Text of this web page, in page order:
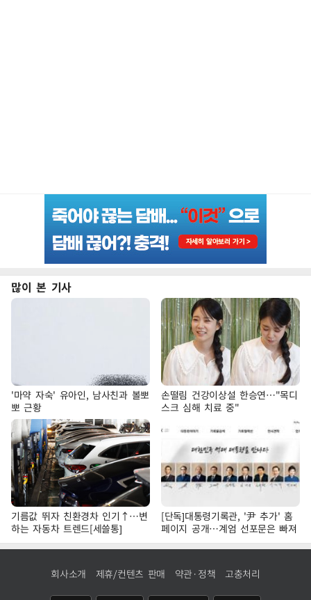
많이 본 기사
'마약 자숙' 유아인, 남사친과 볼뽀
뽀 근황
손떨림 건강이상설 한승연…"목디
스크 심해 치료 중"
기름값 뛰자 친환경차 인기↑…변
하는 자동차 트렌드[세쓸통]
[단독]대통령기록관, '尹 추가' 홈
페이지 공개…계엄 선포문은 빠져
회사소개 제휴/컨텐츠 판매 약관·정책 고충처리